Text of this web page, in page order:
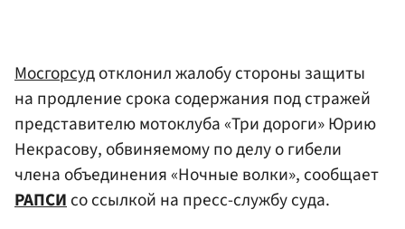
Мосгорсудотклонил жалобу стороны защиты
на продление срока содержания под стражей
представителю мотоклуба «Три дороги» Юрию
Некрасову, обвиняемому по делу о гибели
члена объединения «Ночные волки», сообщает
РАПСИсо ссылкой на пресс-службу суда.